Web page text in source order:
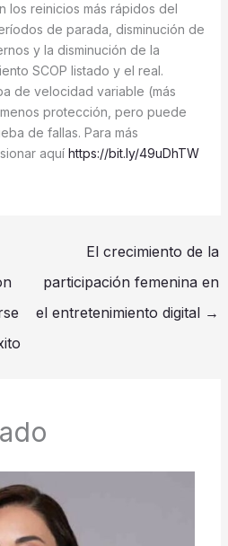
los reinicios más rápidos del
de parada, disminución de
y la disminución de la
SCOP listado y el real.
de velocidad variable (más
protección, pero puede
de fallas. Para más
aquí https://bit.ly/49uDhTW
El crecimiento de la
participación femenina en
el entretenimiento digital →